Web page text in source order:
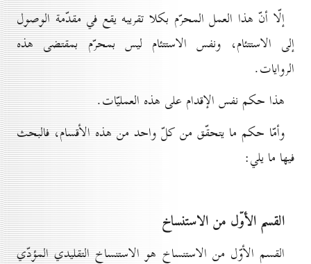
إلّا أنّ هذا العمل المحرّم بكلا تقريبه يقع في مقدّمة الوصول
إلى الاستتئام، ونفس الاستتئام ليس بمحرّم بمقتضى هذه
الروايات.
هذا حكم نفس الإقدام على هذه العمليّات.
وأمّا حكم ما يتحقّق من كلّ واحد من هذه الأقسام، فالبحث
فيها ما يلي:
القسم الأوّل من الاستنساخ
القسم الأوّل من الاستنساخ هو الاستنساخ التقليدي المؤدّي